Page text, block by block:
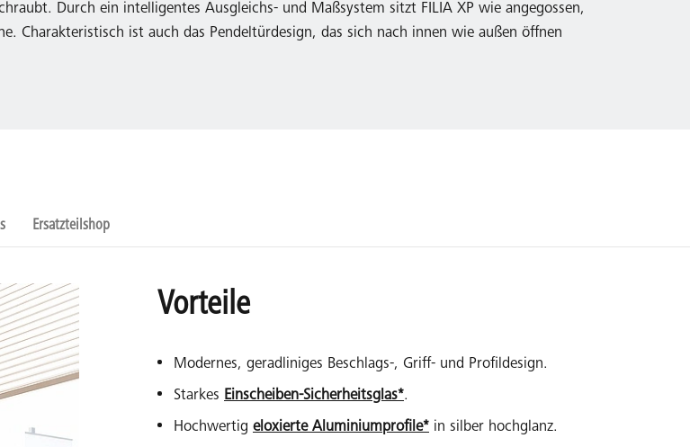
Durch ein intelligentes Ausgleichs- und Maßsystem sitzt FILIA XP wie angegossen,
Charakteristisch ist auch das Pendeltürdesign, das sich nach innen wie außen öffnen
Ersatzteilshop
Vorteile
Modernes, geradliniges Beschlags-, Griff- und Profildesign.
Starkes Einscheiben-Sicherheitsglas*.
Hochwertig eloxierte Aluminiumprofile* in silber hochglanz.